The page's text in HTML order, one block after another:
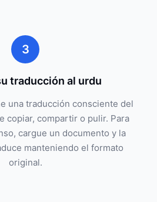
3
traducción al urdu
una traducción consciente del
copiar, compartir o pulir. Para
cargue un documento y la
manteniendo el formato
original.